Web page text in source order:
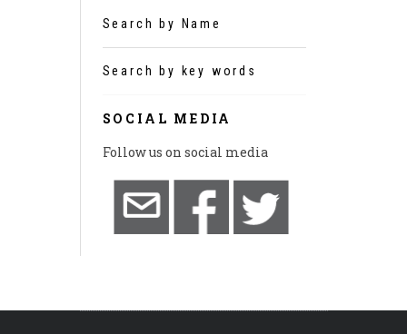
Search by Name
Search by key words
SOCIAL MEDIA
Follow us on social media